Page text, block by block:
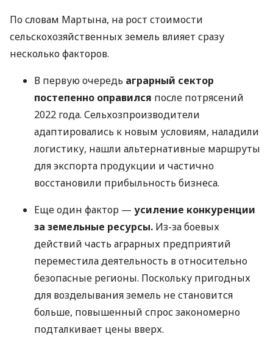
По словам Мартына, на рост стоимости
сельскохозяйственных земель влияет сразу
несколько факторов.
В первую очередь аграрный сектор
постепенно оправился после потрясений
2022 года. Сельхозпроизводители
адаптировались к новым условиям, наладили
логистику, нашли альтернативные маршруты
для экспорта продукции и частично
восстановили прибыльность бизнеса.
Еще один фактор — усиление конкуренции
за земельные ресурсы. Из-за боевых
действий часть аграрных предприятий
переместила деятельность в относительно
безопасные регионы. Поскольку пригодных
для возделывания земель не становится
больше, повышенный спрос закономерно
подталкивает цены вверх.